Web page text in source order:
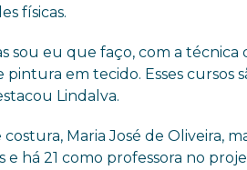
físicas.
sou eu que faço, com a técnica
em tecido. Esses cursos
Lindalva.
Maria José de Oliveira,
e há 21 como professora no